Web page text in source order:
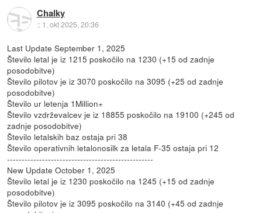
Chalky
:: 1. okt 2025, 20:36
Last Update September 1, 2025
Število letal je iz 1215 poskočilo na 1230 (+15 od zadnje
posodobitve)
Število pilotov je iz 3070 poskočilo na 3095 (+25 od zadnje
posodobitve)
Število ur letenja 1Million+
Število vzdrževalcev je iz 18855 poskočilo na 19100 (+245 od
zadnje posodobitve)
Število letalskih baz ostaja pri 38
Število operativnih letalonosilk za letala F-35 ostaja pri 12
--------------------------------------------------
New Update October 1, 2025
Število letal je iz 1230 poskočilo na 1245 (+15 od zadnje
posodobitve)
Število pilotov je iz 3095 poskočilo na 3140 (+45 od zadnje